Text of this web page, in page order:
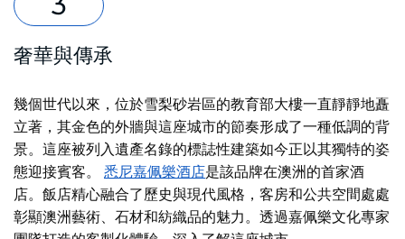
奢華與傳承
幾個世代以來，位於雪梨砂岩區的教育部大樓一直靜靜地矗
立著，其金色的外牆與這座城市的節奏形成了一種低調的背
景。這座被列入遺產名錄的標誌性建築如今正以其獨特的姿
態迎接賓客。
悉尼嘉佩樂酒店是該品牌在澳洲的首家酒
店。飯店精心融合了歷史與現代風格，客房和公共空間處處
彰顯澳洲藝術、石材和紡織品的魅力。透過嘉佩樂文化專家